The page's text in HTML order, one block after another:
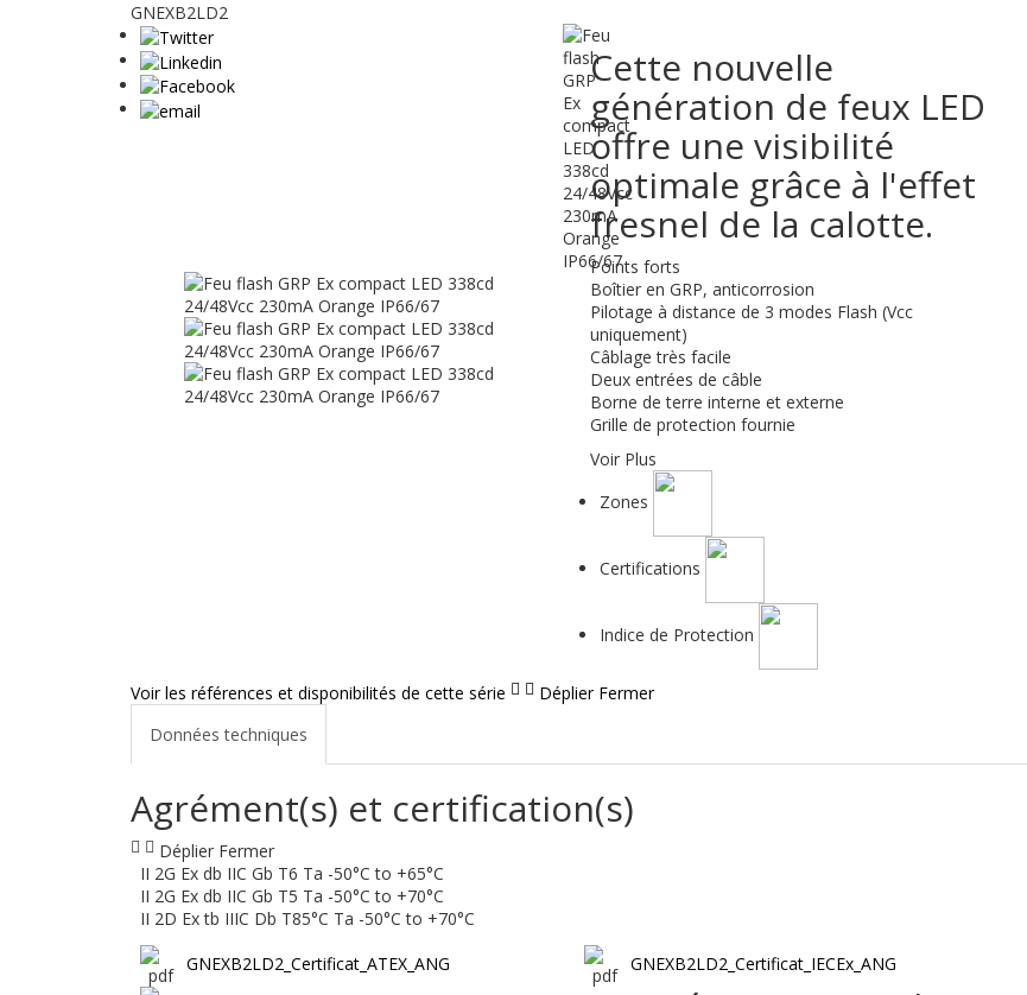
GNEXB2LD2
Cette nouvelle
génération de feux LED
offre une visibilité
optimale grâce à l'effet
fresnel de la calotte.
Points forts
Boîtier en GRP, anticorrosion
Pilotage à distance de 3 modes Flash (Vcc
uniquement)
Câblage très facile
Deux entrées de câble
Borne de terre interne et externe
Grille de protection fournie
Voir Plus
Zones
Certifications
Indice de Protection
Voir les références et disponibilités de cette série Déplier Fermer
Données techniques
Agrément(s) et certification(s)
Déplier Fermer
II 2G Ex db IIC Gb T6 Ta -50°C to +65°C
II 2G Ex db IIC Gb T5 Ta -50°C to +70°C
II 2D Ex tb IIIC Db T85°C Ta -50°C to +70°C
GNEXB2LD2_Certificat_ATEX_ANG
GNEXB2LD2_Certificat_IECEx_ANG